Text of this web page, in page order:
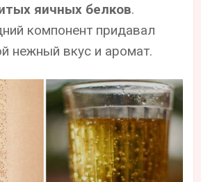
яичных белков.
компонент придавал
нежный вкус и аромат.